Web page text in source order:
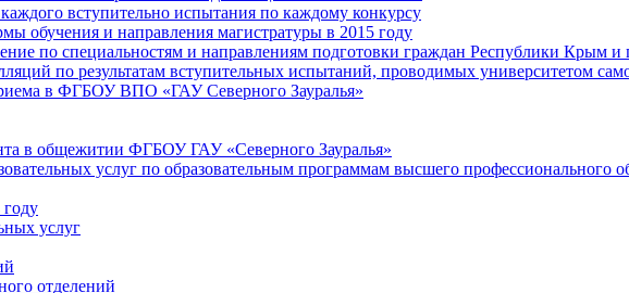
вступительно испытания по каждому конкурсу
обучения и направления магистратуры в 2015 году
по специальностям и направлениям подготовки граждан Республики Крым и
по результатам вступительных испытаний, проводимых университетом
в ФГБОУ ВПО «ГАУ Северного Зауралья»
в общежитии ФГБОУ ГАУ «Северного Зауралья»
услуг по образовательным программам высшего профессионального
услуг
отделений